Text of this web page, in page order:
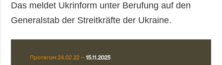
Das meldet Ukrinform unter Berufung auf den
Generalstab der Streitkräfte der Ukraine.